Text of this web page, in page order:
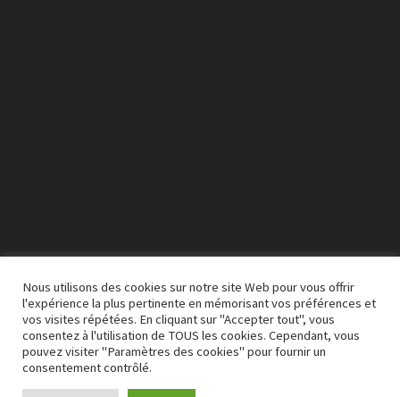
00:00 03:50
Nous utilisons des cookies sur notre site Web pour vous offrir
l'expérience la plus pertinente en mémorisant vos préférences et
vos visites répétées. En cliquant sur "Accepter tout", vous
consentez à l'utilisation de TOUS les cookies. Cependant, vous
pouvez visiter "Paramètres des cookies" pour fournir un
consentement contrôlé.